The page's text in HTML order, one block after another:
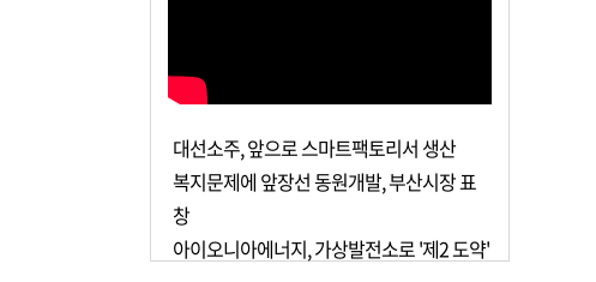
대선소주, 앞으로 스마트팩토리서 생산
복지문제에 앞장선 동원개발, 부산시장 표
창
아이오니아에너지, 가상발전소로 '제2 도약'